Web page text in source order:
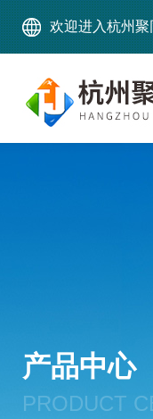
欢迎进入杭州聚
产品中心
PRODUCT